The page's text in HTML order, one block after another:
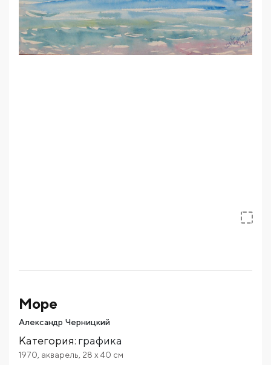
Море
Александр Черницкий
Категория: графика
1970 акварель 28 x 40 см